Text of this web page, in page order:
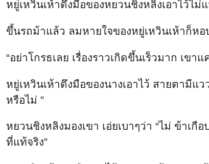
หยู่เหวินเห้าดึงมือของหยวนชิงหลิงเอาไว้ไ
ขึ้นรถม้าแล้ว ลมหายใจของหยู่เหวินเห้าก็ห
“อย่าโกรธเลย เรื่องราวเกิดขึ้นเร็วมาก เข
หยู่เหวินเห้าดึงมือของนางเอาไว้ สายตามีแ
หรือไม่ ”
หยวนชิงหลิงมองเขา เอ่ยเบาๆว่า “ไม่ ข้าเ
ที่แท้จริง”